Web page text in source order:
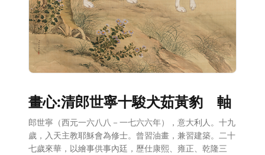
畫心:清郎世寧十駿犬茹黃豹 軸
郎世寧（西元一六八八－一七六六年），意大利人。十九
歲，入天主教耶穌會為修士。曾習油畫，兼習建築。二十
七歲來華，以繪事供事內廷，歷仕康熙、雍正、乾隆三